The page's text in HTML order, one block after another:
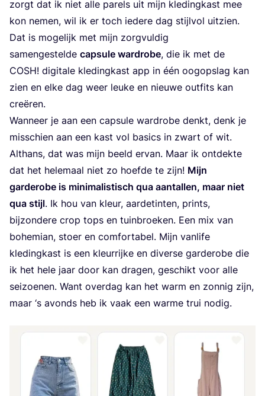
zorgt dat ik niet alle parels uit mijn kle­ding­kast mee
kon nemen, wil ik er toch iede­re dag stijl­vol uit­zien.
Dat is moge­lijk met mijn zorg­vul­dig
samen­ge­stel­de cap­su­le ward­ro­be, die ik met de
COSH! digi­ta­le kle­ding­kast app in één oog­op­slag kan
zien en elke dag weer leu­ke en nieu­we out­fits kan
creëren.
Wan­neer je aan een cap­su­le ward­ro­be denkt, denk je
mis­schien aan een kast vol basics in zwart of wit.
Althans, dat was mijn beeld ervan. Maar ik ont­dek­te
dat het hele­maal niet zo hoef­de te zijn! Mijn
gar­de­ro­be is mini­ma­lis­tisch qua aan­tal­len, maar niet
qua stijl. Ik hou van kleur, aar­de­tin­ten, prints,
bij­zon­de­re crop tops en tuin­broe­ken. Een mix van
bohe­mi­an, stoer en com­for­ta­bel. Mijn van­li­fe
kle­ding­kast is een kleur­rij­ke en diver­se gar­de­ro­be die
ik het hele jaar door kan dra­gen, geschikt voor alle
sei­zoe­nen. Want over­dag kan het warm en zon­nig zijn,
maar ‘s avonds heb ik vaak een war­me trui nodig.